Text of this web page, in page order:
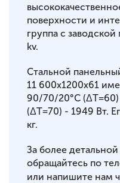
поверхности и
группа с
kv.
Стальной
11 600x1200x61
90/70/20°С (ΔT=60)
(ΔT=70) - 1949 Вт.
кг.
За более
обращайтесь по
или напишите нам